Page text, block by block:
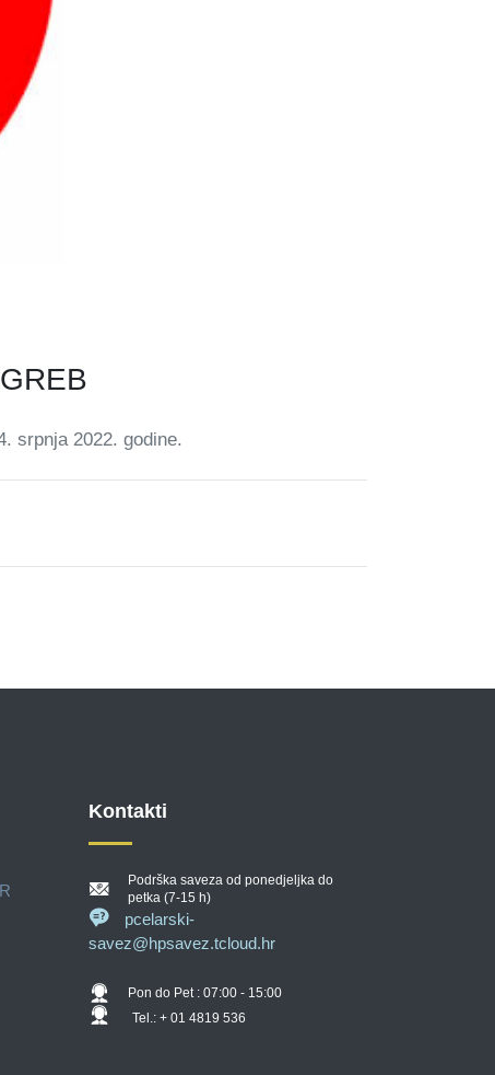
srpnja 2022. godine.
Kontakti
Podrška saveza od ponedjeljka do
petka (7-15 h)
pcelarski-
savez@hpsavez.tcloud.hr
Pon do Pet : 07:00 - 15:00
Tel.: + 01 4819 536